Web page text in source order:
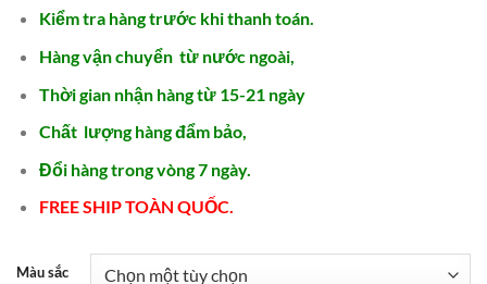
Kiểm tra hàng trước khi thanh toán.
Hàng vận chuyển từ nước ngoài,
Thời gian nhận hàng từ 15-21 ngày
Chất lượng hàng đẩm bảo,
Đổi hàng trong vòng 7 ngày.
FREE SHIP TOÀN QUỐC.
Màu sắc